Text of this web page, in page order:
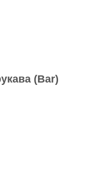
(Bar)